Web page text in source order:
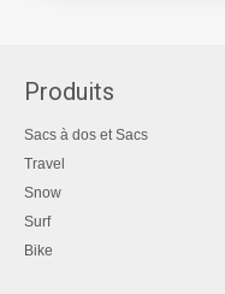
Produits
Sacs à dos et Sacs
Travel
Snow
Surf
Bike